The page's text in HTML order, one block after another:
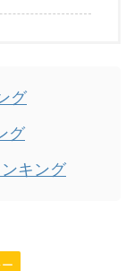
グ
グ
キング